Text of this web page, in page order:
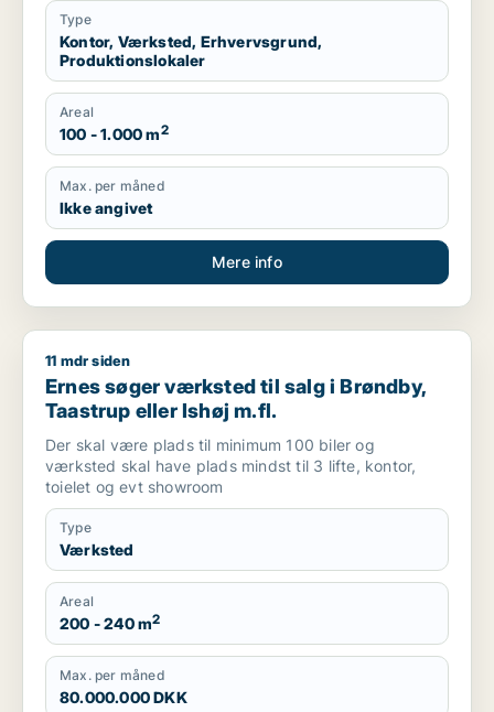
Type
Kontor, Værksted, Erhvervsgrund,
Produktionslokaler
Areal
100 - 1.000 m2
Max. per måned
Ikke angivet
Mere info
Ernes søger værksted til salg i Brøndby, Taastrup eller Ishøj
11 mdr siden
Ernes søger værksted til salg i Brøndby,
Taastrup eller Ishøj m.fl.
Der skal være plads til minimum 100 biler og
værksted skal have plads mindst til 3 lifte, kontor,
toielet og evt showroom
Type
Værksted
Areal
200 - 240 m2
Max. per måned
80.000.000 DKK